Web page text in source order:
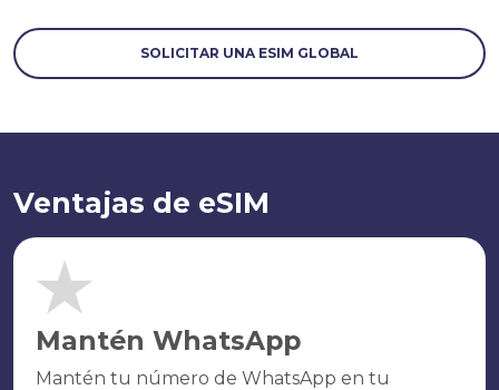
SOLICITAR UNA ESIM GLOBAL
Ventajas de eSIM
Mantén WhatsApp
Mantén tu número de WhatsApp en tu